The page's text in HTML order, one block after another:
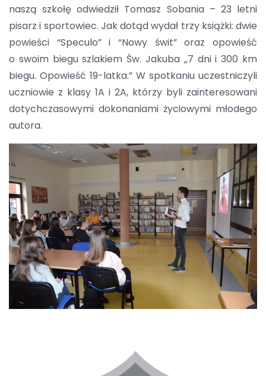
naszą szkołę odwiedził Tomasz Sobania – 23 letni
pisarz i sportowiec. Jak dotąd wydał trzy książki: dwie
powieści “Speculo” i “Nowy świt” oraz opowieść
o swoim biegu szlakiem Św. Jakuba „7 dni i 300 km
biegu. Opowieść 19-latka.” W spotkaniu uczestniczyli
uczniowie z klasy 1A i 2A, którzy byli zainteresowani
dotychczasowymi dokonaniami życiowymi młodego
autora.